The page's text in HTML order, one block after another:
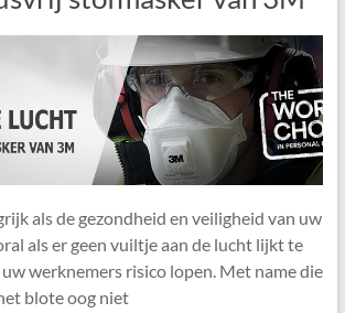
als de gezondheid en veiligheid van uw
als er geen vuiltje aan de lucht lijkt te
werknemers risico lopen. Met name die
blote oog niet